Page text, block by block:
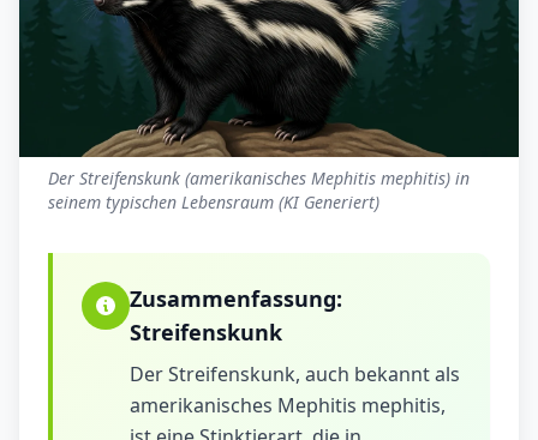
Der Streifenskunk (amerikanisches Mephitis mephitis) in
seinem typischen Lebensraum (KI Generiert)
Zusammenfassung:
Streifenskunk
Der Streifenskunk, auch bekannt als
amerikanisches Mephitis mephitis,